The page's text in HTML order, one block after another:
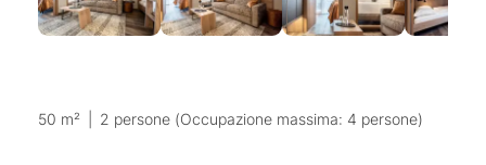
50 m² 2 persone (Occupazione massima: 4 persone)